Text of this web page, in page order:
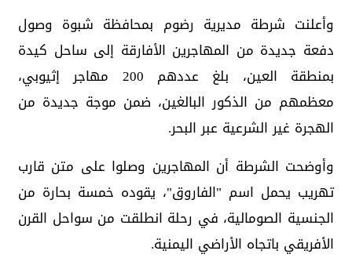
وأعلنت شرطة مديرية رضوم بمحافظة شبوة وصول
دفعة جديدة من المهاجرين الأفارقة إلى ساحل كيدة
بمنطقة العين، بلغ عددهم 200 مهاجر إثيوبي،
معظمهم من الذكور البالغين، ضمن موجة جديدة من
الهجرة غير الشرعية عبر البحر.
وأوضحت الشرطة أن المهاجرين وصلوا على متن قارب
تهريب يحمل اسم "الفاروق"، يقوده خمسة بحارة من
الجنسية الصومالية، في رحلة انطلقت من سواحل القرن
الأفريقي باتجاه الأراضي اليمنية.